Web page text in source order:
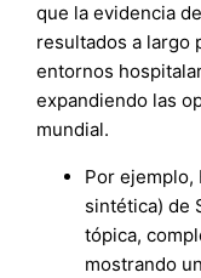
que la evidencia
resultados a largo
entornos
expandiendo las
mundial.
Por ejemplo,
sintética) de
tópica,
mostrando